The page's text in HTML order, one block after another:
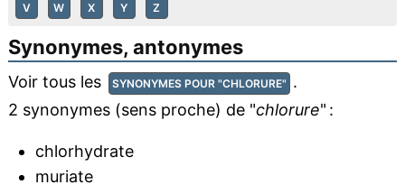
V W X Y Z
Synonymes, antonymes
Voir tous les SYNONYMES POUR "CHLORURE" .
2 synonymes (sens proche) de "chlorure" :
chlorhydrate
muriate